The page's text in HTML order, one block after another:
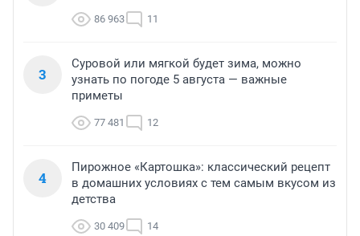
86 963 11
3
Суровой или мягкой будет зима, можно
узнать по погоде 5 августа — важные
приметы
77 481 12
4
Пирожное «Картошка»: классический рецепт
в домашних условиях с тем самым вкусом из
детства
30 409 14